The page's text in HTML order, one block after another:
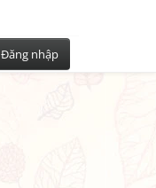
Đăng nhập